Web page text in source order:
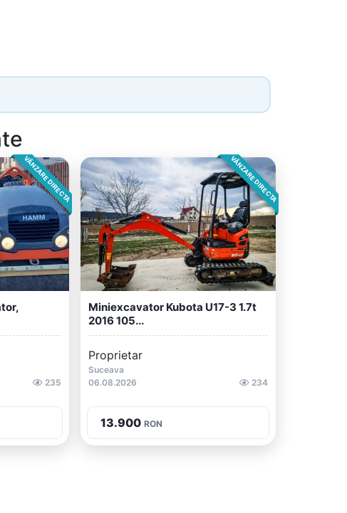
VÂNZARE DIRECTA
235
VÂNZARE DIRECTA
Miniexcavator Kubota U17-3 1.7t
2016 105...
Proprietar
Suceava
06.08.2026
234
13.900 RON